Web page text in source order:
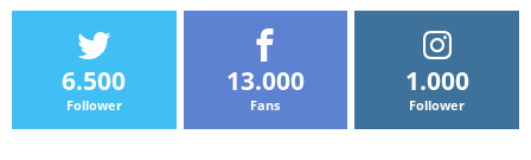
6.500
Follower
13.000
Fans
1.000
Follower